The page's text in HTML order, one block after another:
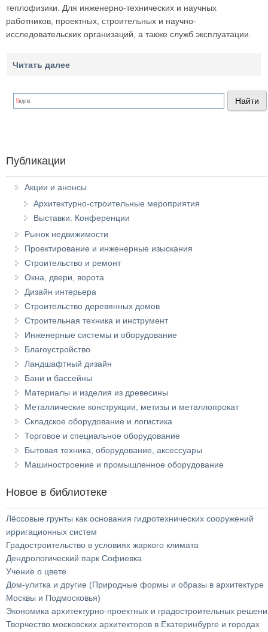
теплофизики. Для инженерно-технических и научных
работников, проектных, строительных и научно-
исследовательских организаций, а также служб эксплуатации.
Читать далее
Публикации
Акции и анонсы
Архитектурно-строительные мероприятия
Выставки. Конференции
Рынок недвижимости
Проектирование и инженерные изыскания
Строительство и ремонт
Окна, двери, ворота
Дизайн интерьера
Строительство деревянных домов
Строительная техника и инструмент
Инженерные системы и оборудование
Благоустройство
Ландшафтный дизайн
Бани и бассейны
Материалы и изделия из древесины
Металлические конструкции, метизы и металлопрокат
Складское оборудование и логистика
Торговое и специальное оборудование
Бытовая техника, оборудование, аксессуары
Машиностроение и промышленное оборудование
Новое в библиотеке
Лёссовые грунты как основания гидротехнических сооружений
ирригационных систем
Градостроительство в условиях жаркого климата
Дендрологический парк Софиевка
Учение о цвете
Дом-улитка и другие (Природные формы и образы в архитектуре
Москвы и Подмосковья)
Экономика архитектурно-проектных и градостроительных
Творчество московских архитекторов в Екатеринбурге и городах